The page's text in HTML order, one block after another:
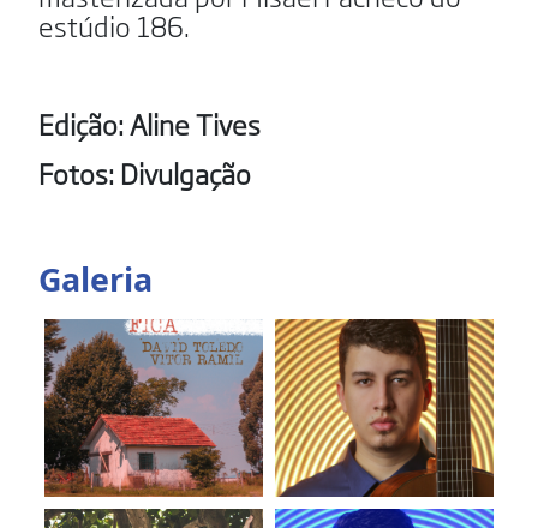
estúdio 186.
Edição: Aline Tives
Fotos: Divulgação
Galeria